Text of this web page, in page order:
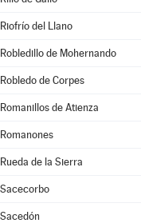
Riofrío del Llano
Robledillo de Mohernando
Robledo de Corpes
Romanillos de Atienza
Romanones
Rueda de la Sierra
Sacecorbo
Sacedón